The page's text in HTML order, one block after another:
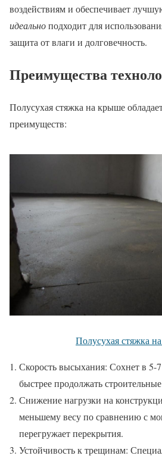
воздействиям и обеспечивает
идеальноподходит для
защита от влаги и долговечность.
Преимущества
Полусухая стяжка на крыше
преимуществ:
Полусухая стяжка
Скорость высыхания: Сохнет в 5-
быстрее продолжать
Снижение нагрузки на
меньшему весу по сравнению с
перегружает перекрытия.
Устойчивость к трещинам: